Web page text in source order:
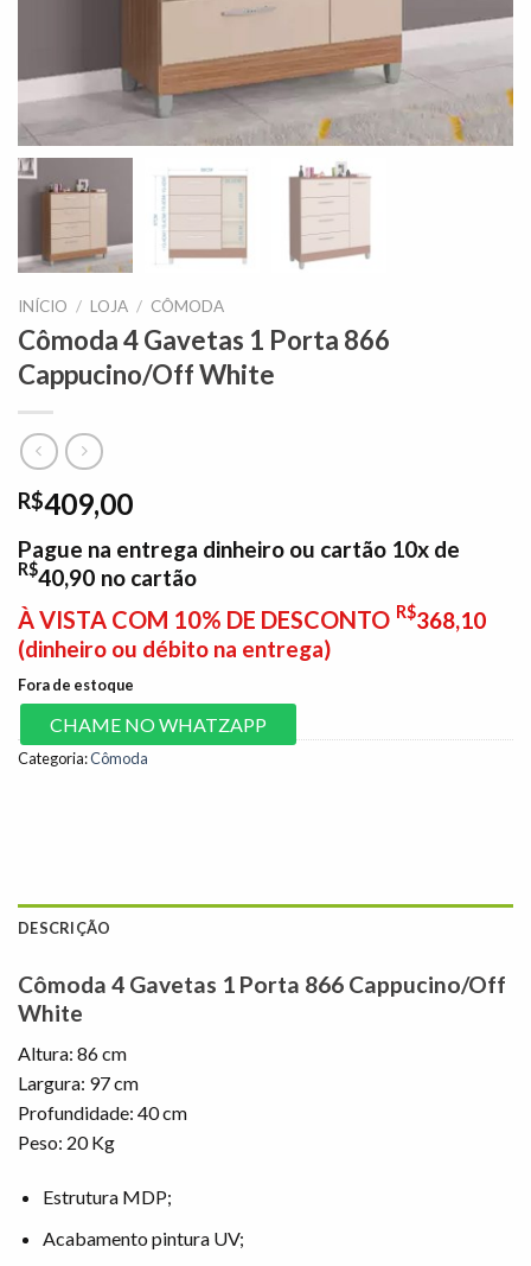
INÍCIO / LOJA / CÔMODA
Cômoda 4 Gavetas 1 Porta 866
Cappucino/Off White
R$409,00
Pague na entrega dinheiro ou cartão 10x de
R$40,90 no cartão
À VISTA COM 10% DE DESCONTO R$368,10
(dinheiro ou débito na entrega)
Fora de estoque
CHAME NO WHATZAPP
Categoria:Cômoda
DESCRIÇÃO
Cômoda 4 Gavetas 1 Porta 866 Cappucino/Off
White
Altura: 86 cm
Largura: 97 cm
Profundidade: 40 cm
Peso: 20 Kg
Estrutura MDP;
Acabamento pintura UV;